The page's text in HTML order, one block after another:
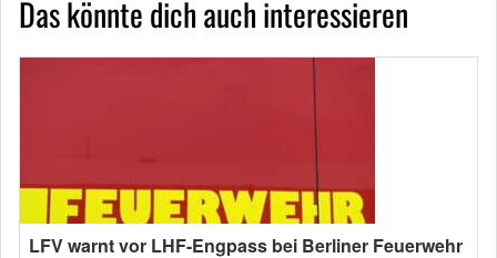
Das könnte dich auch interessieren
LFV warnt vor LHF-Engpass bei Berliner Feuerwehr